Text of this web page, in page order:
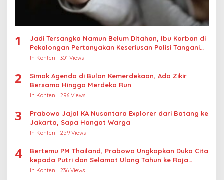
1
Jadi Tersangka Namun Belum Ditahan, Ibu Korban di
Pekalongan Pertanyakan Keseriusan Polisi Tangani
Kasus Rudapksa Sampai Anaknya Hamil
In Konten 301 Views
2
Simak Agenda di Bulan Kemerdekaan, Ada Zikir
Bersama Hingga Merdeka Run
In Konten 296 Views
3
Prabowo Jajal KA Nusantara Explorer dari Batang ke
Jakarta, Sapa Hangat Warga
In Konten 259 Views
4
Bertemu PM Thailand, Prabowo Ungkapkan Duka Cita
kepada Putri dan Selamat Ulang Tahun ke Raja
Thailand
In Konten 236 Views